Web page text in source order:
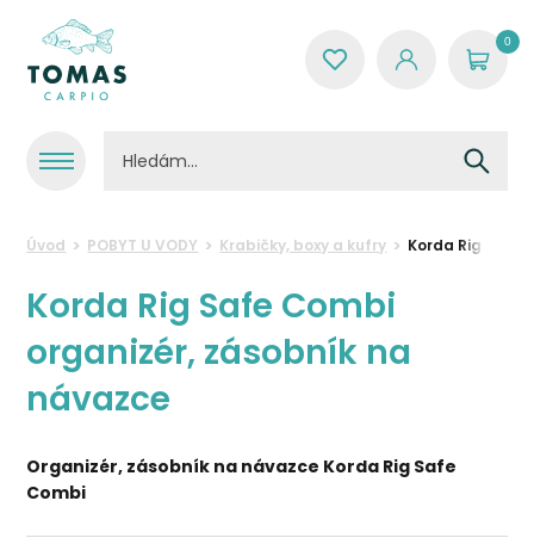
0
Úvod POBYT U VODY Krabičky, boxy a kufry Korda Rig Safe
Korda Rig Safe Combi
organizér, zásobník na
návazce
Organizér, zásobník na návazce Korda Rig Safe
Combi